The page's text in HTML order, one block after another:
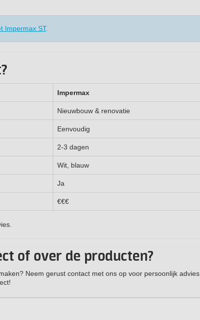
Impermax ST.
Impermax
Nieuwbouw & renovatie
Eenvoudig
2-3 dagen
Wit, blauw
Ja
€€€
of over de producten?
Neem gerust contact met ons op voor persoonlijk advies